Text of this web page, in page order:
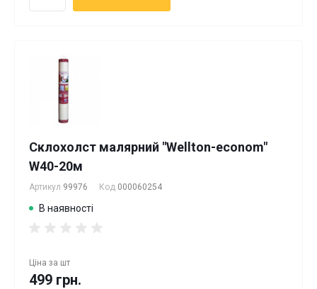
Склохолст малярний "Wellton-econom"
W40-20м
Артикул 99976 Код 000060254
В наявності
Ціна за шт
499 грн.